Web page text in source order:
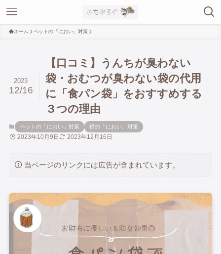
ホーム ペットの「におい」対策
【口コミ】うんちが臭わない
袋・おむつが臭わない袋の代用
に「食パン袋」をおすすめする
３つの理由
2023
12/16
ペットの「におい」対策 猫の「におい」対策
2023年10月9日 2023年12月16日
当ページのリンクには広告が含まれています。